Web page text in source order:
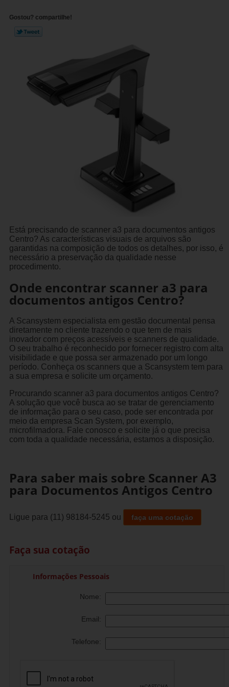
Gostou? compartilhe!
Está precisando de scanner a3 para documentos antigos
Centro? As características visuais de arquivos são
garantidas na composição de todos os detalhes, por isso, é
necessário a preservação da qualidade nesse
procedimento.
Onde encontrar scanner a3 para
documentos antigos Centro?
A Scansystem especialista em gestão documental pensa
diretamente no cliente trazendo o que tem de mais
inovador com preços acessíveis e scanners de qualidade.
O seu trabalho é reconhecido por fornecer registro com alta
visibilidade e que possa ser armazenado por um longo
período. Conheça os scanners que a Scansystem tem para
a sua empresa e solicite um orçamento.
Procurando scanner a3 para documentos antigos Centro?
A solução que você busca ao se tratar de gerenciamento
de informação para o seu caso, pode ser encontrada por
meio da empresa Scan System, por exemplo,
microfilmadora. Fale conosco e solicite já o que precisa
com toda a qualidade necessária, estamos a disposição.
Para saber mais sobre Scanner A3
para Documentos Antigos Centro
Ligue para (11) 98184-5245 ou faça uma cotação
Faça sua cotação
Informações Pessoais
Nome:
Email:
Telefone: